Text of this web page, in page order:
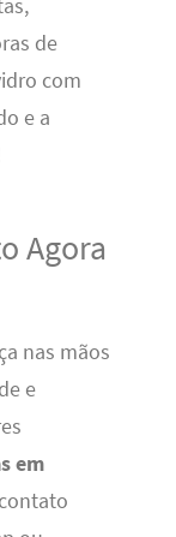
de
com
e a
Agora
nas mãos
e
em